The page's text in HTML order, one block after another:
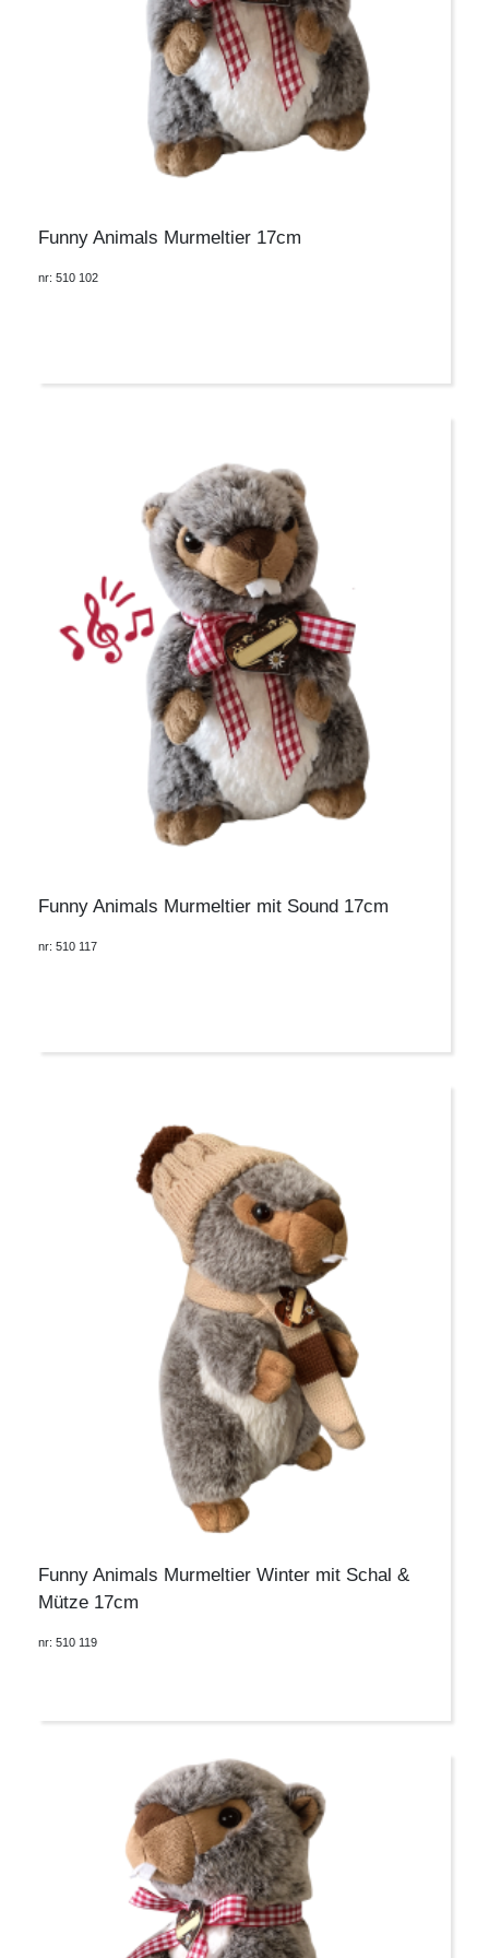
Funny Animals Murmeltier 17cm
nr: 510 102
Funny Animals Murmeltier mit Sound 17cm
nr: 510 117
Funny Animals Murmeltier Winter mit Schal &
Mütze 17cm
nr: 510 119